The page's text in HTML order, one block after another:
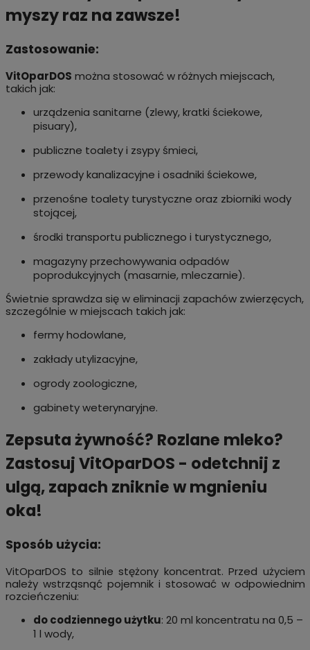
myszy raz na zawsze!
Zastosowanie:
VitOparDOS można stosować w różnych miejscach,
takich jak:
urządzenia sanitarne (zlewy, kratki ściekowe,
pisuary),
publiczne toalety i zsypy śmieci,
przewody kanalizacyjne i osadniki ściekowe,
przenośne toalety turystyczne oraz zbiorniki wody
stojącej,
środki transportu publicznego i turystycznego,
magazyny przechowywania odpadów
poprodukcyjnych (masarnie, mleczarnie).
Świetnie sprawdza się w eliminacji zapachów zwierzęcych,
szczególnie w miejscach takich jak:
fermy hodowlane,
zakłady utylizacyjne,
ogrody zoologiczne,
gabinety weterynaryjne.
Zepsuta żywność? Rozlane mleko?
Zastosuj VitOparDOS - odetchnij z
ulgą, zapach zniknie w mgnieniu
oka!
Sposób użycia:
VitOparDOS to silnie stężony koncentrat. Przed użyciem
należy wstrząsnąć pojemnik i stosować w odpowiednim
rozcieńczeniu:
do codziennego użytku: 20 ml koncentratu na 0,5 –
1 l wody,